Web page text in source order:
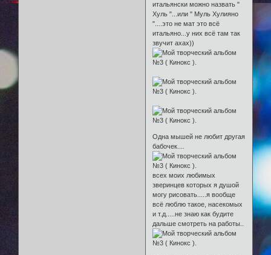
итальянски можно назвать "
Хуль "...или " Муль Хулияно
"....это не мат это всё
итальяно...у них всё там так
звучит ахах))
Одна мышей не любит другая
бабочек....
всех моих любимых
зверинцев которых я душой
могу рисовать.....я вообще
всё люблю такое, насекомых
и т.д.....не знаю как будите
дальше смотреть на работы..